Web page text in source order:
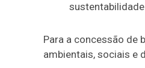
Para a concessão de
ambientais, sociais e